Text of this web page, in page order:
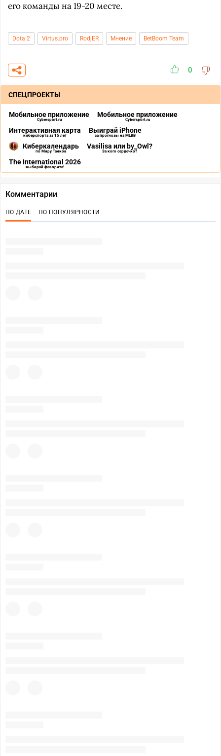
его команды на 19-20 месте.
Dota 2 Virtus.pro RodjER Мнение BetBoom Team
0
СПЕЦПРОЕКТЫ
Мобильное приложение
Cybersport.ru
Мобильное приложение
Cybersport.ru
Интерактивная карта
киберспорта за 15 лет
Выиграй iPhone
за прогнозы на MLBB
Киберкалендарь
по Миру Танков
Vasilisa или by_Owl?
За кого сердечко?
The International 2026
выбирай фаворита!
Комментарии
ПО ДАТЕ ПО ПОПУЛЯРНОСТИ